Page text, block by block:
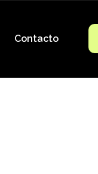
Contacto